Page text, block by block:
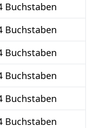
Buchstaben
Buchstaben
Buchstaben
Buchstaben
Buchstaben
Buchstaben